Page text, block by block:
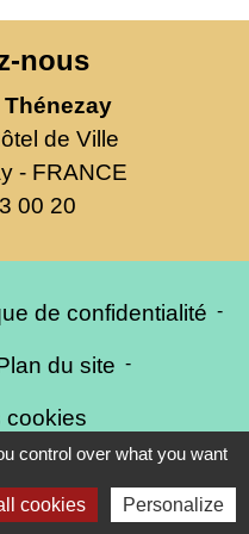
nous
de Ville
- FRANCE
00 20
de confidentialité -
du site -
cookies
Réseau des Communes
control over what you want
cookies Personalize